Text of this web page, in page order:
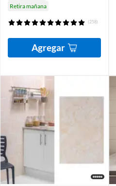
Retira mañana
(258)
Agregar